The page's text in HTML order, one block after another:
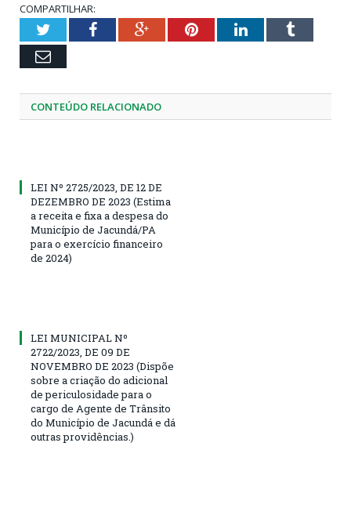
COMPARTILHAR:
TwitterFacebookGoogle+PinterestLinkedInTumblr
Email
CONTEÚDO RELACIONADO
LEI Nº 2725/2023, DE 12 DE
DEZEMBRO DE 2023 (Estima
a receita e fixa a despesa do
Município de Jacundá/PA
para o exercício financeiro
de 2024)
LEI MUNICIPAL Nº
2722/2023, DE 09 DE
NOVEMBRO DE 2023 (Dispõe
sobre a criação do adicional
de periculosidade para o
cargo de Agente de Trânsito
do Município de Jacundá e dá
outras providências.)